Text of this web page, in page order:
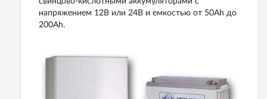
напряжением 12В или 24В и емкостью от 50Ah до
200Ah.